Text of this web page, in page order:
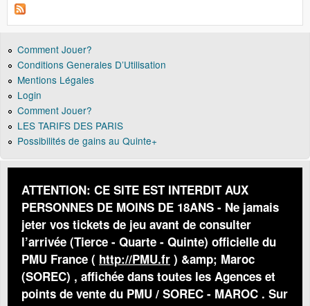
Comment Jouer?
Conditions Generales D’Utilisation
Mentions Légales
Login
Comment Jouer?
LES TARIFS DES PARIS
Possibilités de gains au Quinte+
ATTENTION: CE SITE EST INTERDIT AUX
PERSONNES DE MOINS DE 18ANS - Ne jamais
jeter vos tickets de jeu avant de consulter
l’arrivée (Tierce - Quarte - Quinte) officielle du
PMU France ( http://PMU.fr ) &amp; Maroc
(SOREC) , affichée dans toutes les Agences et
points de vente du PMU / SOREC - MAROC . Sur